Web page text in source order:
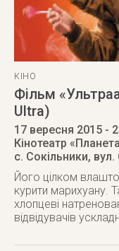
КІНО
Фільм
Ultra)
17 вересня 2015 -
Кінотеатр
с. Сокільники, вул.
Його цілком
курити марихуану.
хлопцеві
відвідувачів